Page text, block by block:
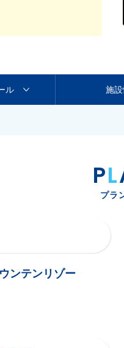
ル 施
PL
プラ
ンテンリゾー